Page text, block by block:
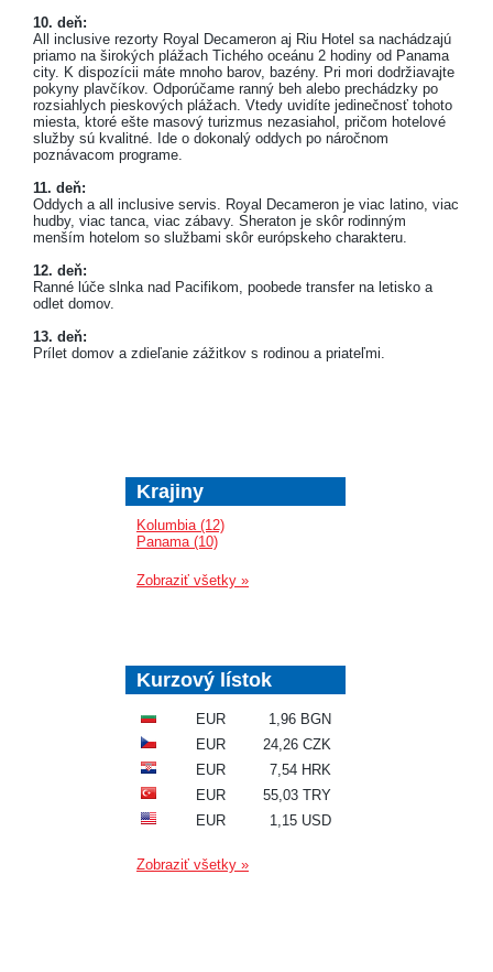
10. deň:
All inclusive rezorty Royal Decameron aj Riu Hotel sa nachádzajú
priamo na širokých plážach Tichého oceánu 2 hodiny od Panama
city. K dispozícii máte mnoho barov, bazény. Pri mori dodržiavajte
pokyny plavčíkov. Odporúčame ranný beh alebo prechádzky po
rozsiahlych pieskových plážach. Vtedy uvidíte jedinečnosť tohoto
miesta, ktoré ešte masový turizmus nezasiahol, pričom hotelové
služby sú kvalitné. Ide o dokonalý oddych po náročnom
poznávacom programe.
11. deň:
Oddych a all inclusive servis. Royal Decameron je viac latino, viac
hudby, viac tanca, viac zábavy. Sheraton je skôr rodinným
menším hotelom so službami skôr európskeho charakteru.
12. deň:
Ranné lúče slnka nad Pacifikom, poobede transfer na letisko a
odlet domov.
13. deň:
Prílet domov a zdieľanie zážitkov s rodinou a priateľmi.
Krajiny
Kolumbia (12)
Panama (10)
Zobraziť všetky »
Kurzový lístok
EUR
1,96 BGN
EUR
24,26 CZK
EUR
7,54 HRK
EUR
55,03 TRY
EUR
1,15 USD
Zobraziť všetky »